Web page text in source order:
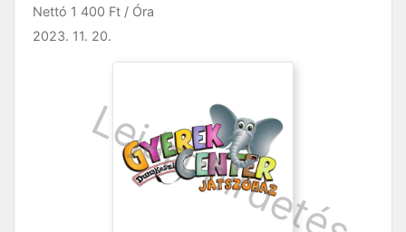
Nettó 1 400 Ft / Óra
2023. 11. 20.